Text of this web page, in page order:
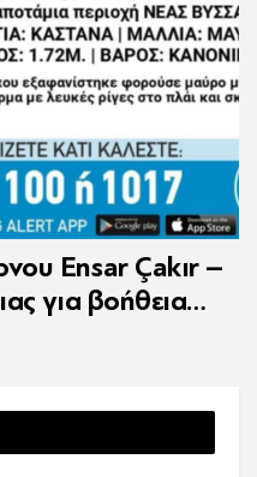
Ensar Çakır –
για βοήθεια